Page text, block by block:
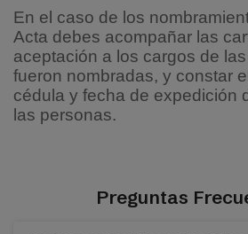
En el caso de los
Acta debes acompañar las
aceptación a los cargos de
fueron nombradas, y constar
cédula y fecha de expedición
las personas.
Preguntas